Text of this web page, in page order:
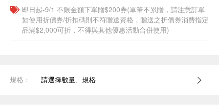
即日起-9/1 不限金額下單贈$200券(單筆不累贈，請注意訂單
如使用折價券/折扣碼則不符贈送資格，贈送之折價券消費指定
品滿$2,000可折，不得與其他優惠活動合併使用)
規格： 請選擇數量、規格